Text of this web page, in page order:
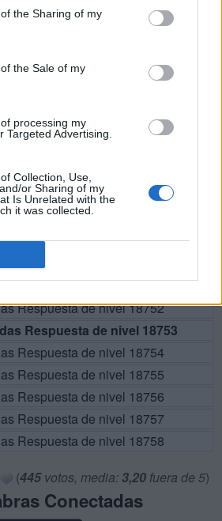
the Sharing of my
the Sale of my
processing my
Targeted Advertising.
Collection, Use,
or Sharing of my
Is Unrelated with the
it was collected.
MÁS
niveles:
Respuesta de nivel 18748
Respuesta de nivel 18749
Respuesta de nivel 18750
Respuesta de nivel 18751
Respuesta de nivel 18752
Respuesta de nivel 18753
Respuesta de nivel 18754
Respuesta de nivel 18755
Respuesta de nivel 18756
Respuesta de nivel 18757
Respuesta de nivel 18758
(445votos, media: 3,20 fuera de 5)
Conectadas